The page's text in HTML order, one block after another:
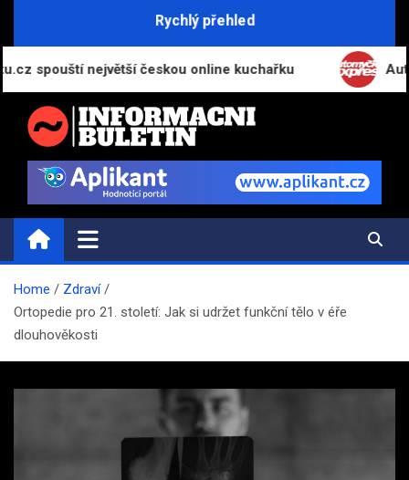
Rychlý přehled
největší českou online kuchařku
INFORMAČNÍ-BULETIN.CZ
Novinky a informace
Home
Zdraví
Ortopedie pro 21. století: Jak si udržet funkční tělo v éře
dlouhověkosti